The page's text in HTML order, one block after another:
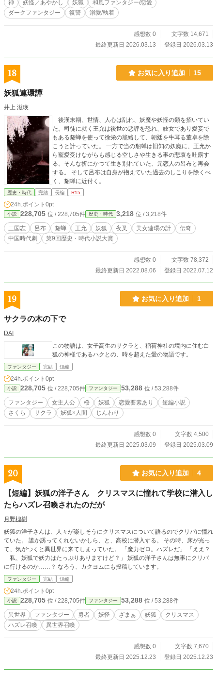
神 妖怪／あやかし 妖狐
和風ファンタジー/恋愛
ダークファンタジー
復讐 溺愛/執着
感想数 0
文字数 14,671
最終更新日 2026.03.13
登録日 2026.03.13
18 お気に入り追加 15
妖狐連環譚
井上 滋瑛
後漢末期、世情、人心は乱れ、妖魔や妖怪の類を招いてい
た。司徒に就く王允は後世の悪評を恐れ、妓女であり愛妾で
もある貂蝉を使って徐栄の籠絡して、朝廷を牛耳る董卓を除
こうと計っていた。 一方で当の貂蝉は旧知の妖魔に、王允か
ら寵愛受けながらも感じる空しさや生きる事の悲哀を吐露す
る。そんな折にかつて生き別れていた、元恋人の呂布と再会
する。 そして呂布は自身が抱えていた過去のしこりを除くべ
く、貂蝉に近付く。
歴史・時代 完結 長編 R15
24h.ポイント 0pt
小説 228,705 位 / 228,705件 歴史・時代 3,218 位 / 3,218件
三国志 呂布 貂蝉 王允 妖狐 夜叉 美女連環の計
伝奇
中国時代劇
第9回歴史・時代小説大賞
感想数 0
文字数 78,372
最終更新日 2022.08.06
登録日 2022.07.12
19 お気に入り追加 1
サクラの木の下で
DAI
この物語は、女子高生のサクラと、稲荷神社の境内に住む白
狐の神様であるハクとの、時を超えた愛の物語です。
ファンタジー 完結 短編
24h.ポイント 0pt
小説 228,705 位 / 228,705件 ファンタジー 53,288 位 / 53,288件
ファンタジー 女主人公 桜 妖狐 恋愛要素あり
短編小説
さくら
サクラ 妖狐×人間 じんわり
感想数 0
文字数 4,500
最終更新日 2025.03.09
登録日 2025.03.09
20 お気に入り追加 4
【短編】妖狐の洋子さん クリスマスに憧れて学校に潜入し
たらハズレ召喚されたのだが
月野槐樹
妖狐の洋子さんは、人々が楽しそうにクリスマスについて語るのでクリパに憧れ
ていた。 誰か誘ってくれないかしら、と、高校に潜入する。 その時、床が光っ
て、気がつくと異世界に来てしまっていた。 「魔力ゼロ。ハズレだ」 「ええ？
私、妖狐で妖力はたっぷりありますけど？」 妖狐の洋子さんは無事にクリパ
に行けるのか……？ なろう、カクヨムにも投稿しています。
ファンタジー 完結 短編
24h.ポイント 0pt
小説 228,705 位 / 228,705件 ファンタジー 53,288 位 / 53,288件
異世界 ファンタジー 勇者 妖怪 ざまぁ 妖狐
クリスマス
ハズレ召喚
異世界召喚
感想数 0
文字数 7,670
最終更新日 2025.12.23
登録日 2025.12.23